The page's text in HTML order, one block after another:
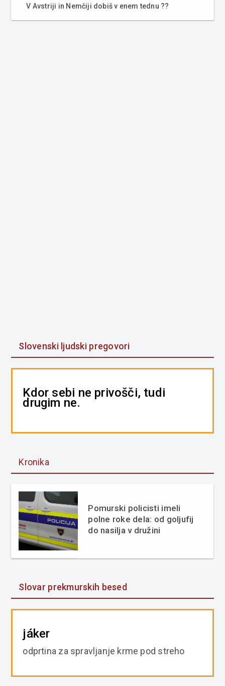
V Avstriji in Nemčiji dobiš v enem tednu ??
Slovenski ljudski pregovori
Kdor sebi ne privošči, tudi
drugim ne.
Kronika
Pomurski policisti imeli
polne roke dela: od goljufij
do nasilja v družini
Slovar prekmurskih besed
jáker
odprtina za spravljanje krme pod streho